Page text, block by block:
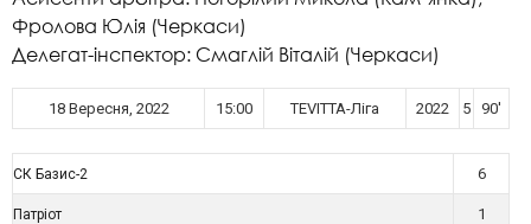
Фролова Юлія (Черкаси)
Делегат-інспектор: Смаглій Віталій (Черкаси)
18 Вересня, 2022 15:00 TEVITTA-Ліга 2022 5 90'
СК Базис-2 6
Патріот 1